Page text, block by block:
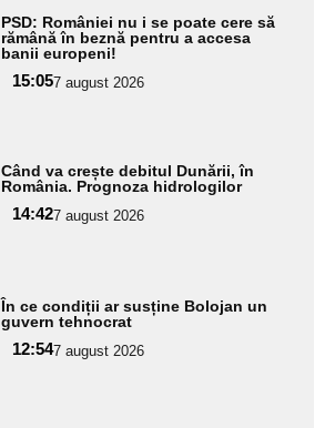
PSD: României nu i se poate cere să
rămână în beznă pentru a accesa
banii europeni!
15:057 august 2026
Când va crește debitul Dunării, în
România. Prognoza hidrologilor
14:427 august 2026
În ce condiții ar susține Bolojan un
guvern tehnocrat
12:547 august 2026